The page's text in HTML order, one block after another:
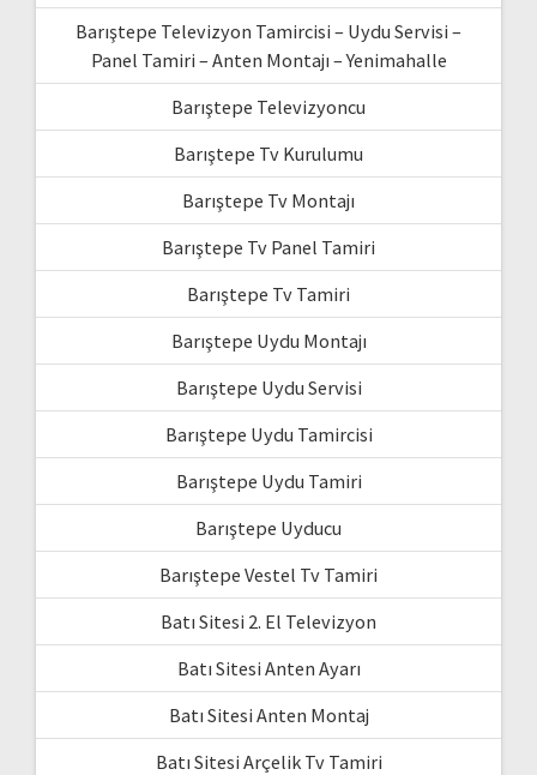
Barıştepe Televizyon Tamircisi – Uydu Servisi –
Panel Tamiri – Anten Montajı – Yenimahalle
Barıştepe Televizyoncu
Barıştepe Tv Kurulumu
Barıştepe Tv Montajı
Barıştepe Tv Panel Tamiri
Barıştepe Tv Tamiri
Barıştepe Uydu Montajı
Barıştepe Uydu Servisi
Barıştepe Uydu Tamircisi
Barıştepe Uydu Tamiri
Barıştepe Uyducu
Barıştepe Vestel Tv Tamiri
Batı Sitesi 2. El Televizyon
Batı Sitesi Anten Ayarı
Batı Sitesi Anten Montaj
Batı Sitesi Arçelik Tv Tamiri